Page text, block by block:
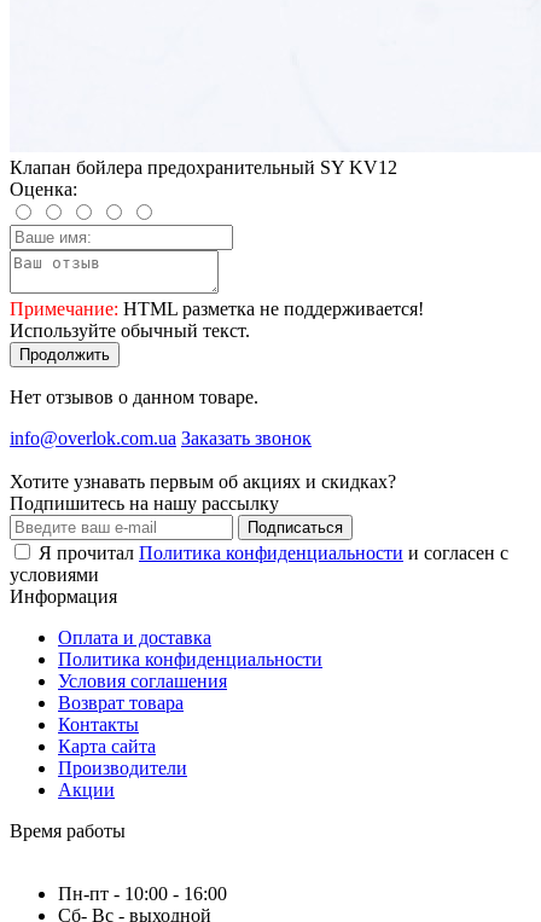
Клапан бойлера предохранительный SY KV12
Оценка:
Примечание: HTML разметка не поддерживается!
Используйте обычный текст.
Продолжить
Нет отзывов о данном товаре.
info@overlok.com.ua Заказать звонок
Хотите узнавать первым об акциях и скидках?
Подпишитесь на нашу рассылку
Подписаться
Я прочитал Политика конфиденциальности и согласен с
условиями
Информация
Оплата и доставка
Политика конфиденциальности
Условия соглашения
Возврат товара
Контакты
Карта сайта
Производители
Акции
Время работы
Пн-пт - 10:00 - 16:00
Сб- Вс - выходной